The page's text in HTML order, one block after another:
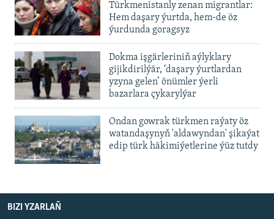
Türkmenistanly zenan migrantlar:
Hem daşary ýurtda, hem-de öz
ýurdunda goragsyz
Dokma işgärleriniň aýlyklary
gijikdirilýär, ‘daşary ýurtlardan
yzyna gelen’ önümler ýerli
bazarlara çykarylýar
Ondan gowrak türkmen raýaty öz
watandaşynyň 'aldawyndan' şikaýat
edip türk häkimiýetlerine ýüz tutdy
BIZI YZARLAŇ